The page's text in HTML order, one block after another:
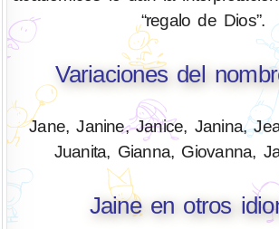
“regalo de Dios”.
Variaciones del
Jane, Janine, Janice, Janina,
Juanita, Gianna, Giovanna,
Jaine en otros